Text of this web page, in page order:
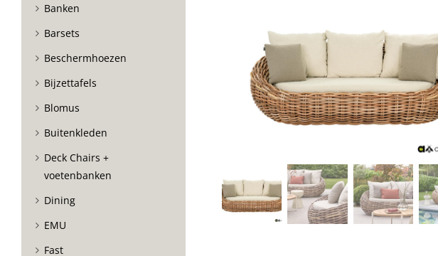
Banken
Barsets
Beschermhoezen
Bijzettafels
Blomus
Buitenkleden
Deck Chairs +
voetenbanken
Dining
EMU
Fast